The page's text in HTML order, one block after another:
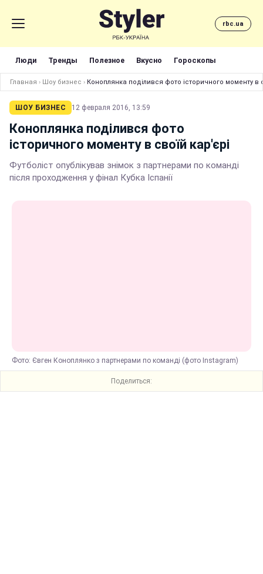
rbc.ua
Люди Тренды Полезное Вкусно Гороскопы
Главная › Шоу бизнес › Коноплянка поділився фото історичного моменту в
ШОУ БИЗНЕС 12 февраля 2016, 13:59
Коноплянка поділився фото
історичного моменту в своїй кар'єрі
Футболіст опублікував знімок з партнерами по команді
після проходження у фінал Кубка Іспанії
Фото: Євген Коноплянко з партнерами по команді (фото Instagram)
Поделиться: